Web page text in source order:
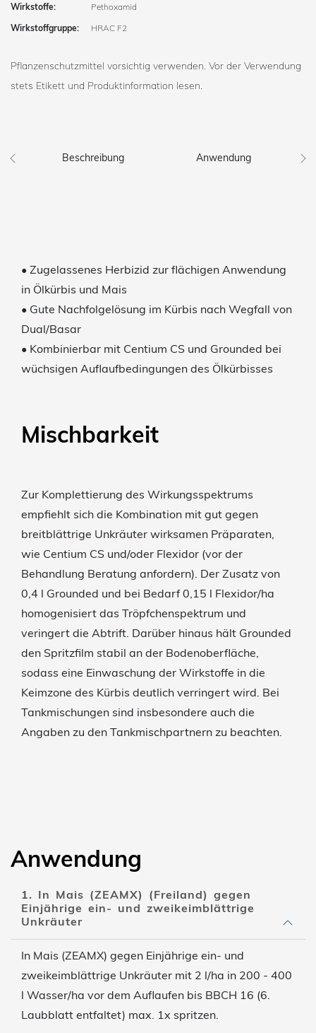
Wirkstoffe:
Pethoxamid
Wirkstoffgruppe:
HRAC F2
Pflanzenschutzmittel vorsichtig verwenden. Vor der Verwendung
stets Etikett und Produktinformation lesen.
Beschreibung Anwendung
• Zugelassenes Herbizid zur flächigen Anwendung
in Ölkürbis und Mais
• Gute Nachfolgelösung im Kürbis nach Wegfall von
Dual/Basar
• Kombinierbar mit Centium CS und Grounded bei
wüchsigen Auflaufbedingungen des Ölkürbisses
Mischbarkeit
Zur Komplettierung des Wirkungsspektrums
empfiehlt sich die Kombination mit gut gegen
breitblättrige Unkräuter wirksamen Präparaten,
wie Centium CS und/oder Flexidor (vor der
Behandlung Beratung anfordern). Der Zusatz von
0,4 l Grounded und bei Bedarf 0,15 l Flexidor/ha
homogenisiert das Tröpfchenspektrum und
veringert die Abtrift. Darüber hinaus hält Grounded
den Spritzfilm stabil an der Bodenoberfläche,
sodass eine Einwaschung der Wirkstoffe in die
Keimzone des Kürbis deutlich verringert wird. Bei
Tankmischungen sind insbesondere auch die
Angaben zu den Tankmischpartnern zu beachten.
Anwendung
1. In Mais (ZEAMX) (Freiland) gegen
Einjährige ein- und zweikeimblättrige
Unkräuter
In Mais (ZEAMX) gegen Einjährige ein- und
zweikeimblättrige Unkräuter mit 2 l/ha in 200 - 400
l Wasser/ha vor dem Auflaufen bis BBCH 16 (6.
Laubblatt entfaltet) max. 1x spritzen.